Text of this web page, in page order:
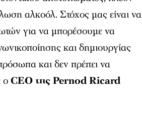
αλκοόλ. Στόχος μας είναι να
για να μπορέσουμε να
και δημιουργίας
και δεν πρέπει να
οCEO της Pernod Ricard